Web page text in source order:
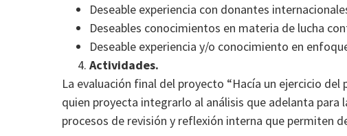
Deseable experiencia con donantes
Deseables conocimientos en materia de lucha
Deseable experiencia y/o conocimiento en
Actividades.
La evaluación final del proyecto “Hacía un ejercicio
quien proyecta integrarlo al análisis que adelanta para
procesos de revisión y reflexión interna que permiten